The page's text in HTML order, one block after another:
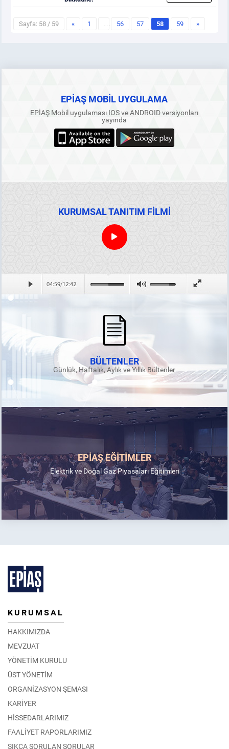
Sayfa: 58 / 59 « 1 … 56 57 58 59 »
EPİAŞ MOBİL UYGULAMA
EPİAŞ Mobil uygulaması IOS ve ANDROID versiyonları
yayında
KURUMSAL TANITIM FİLMİ
BÜLTENLER
Günlük, Haftalık, Aylık ve Yıllık Bültenler
EPİAŞ EĞİTİMLER
Elektrik ve Doğal Gaz Piyasaları Eğitimleri
KURUMSAL
HAKKIMIZDA
MEVZUAT
YÖNETİM KURULU
ÜST YÖNETİM
ORGANİZASYON ŞEMASI
KARİYER
HİSSEDARLARIMIZ
FAALİYET RAPORLARIMIZ
SIKÇA SORULAN SORULAR